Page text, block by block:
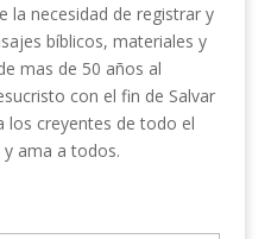
la necesidad de registrar y
bíblicos, materiales y
mas de 50 años al
con el fin de Salvar
los creyentes de todo el
ama a todos.